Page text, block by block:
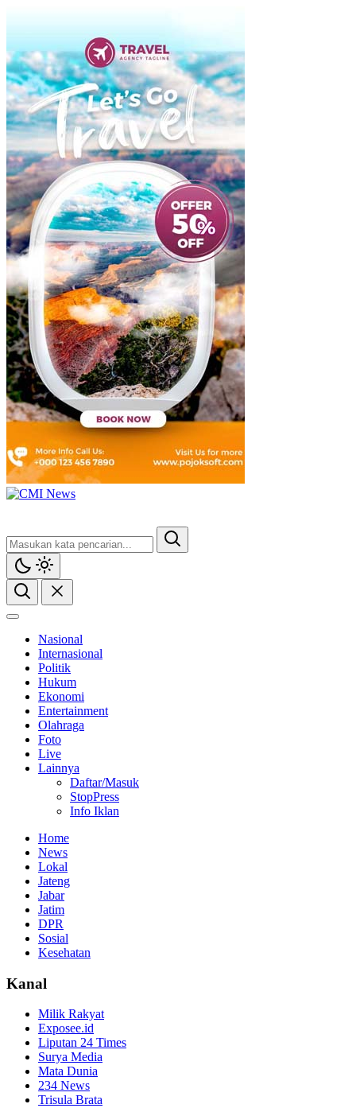
Nasional
Internasional
Politik
Hukum
Ekonomi
Entertainment
Olahraga
Foto
Live
Lainnya
Daftar/Masuk
StopPress
Info Iklan
Home
News
Lokal
Jateng
Jabar
Jatim
DPR
Sosial
Kesehatan
Kanal
Milik Rakyat
Exposee.id
Liputan 24 Times
Surya Media
Mata Dunia
234 News
Trisula Brata